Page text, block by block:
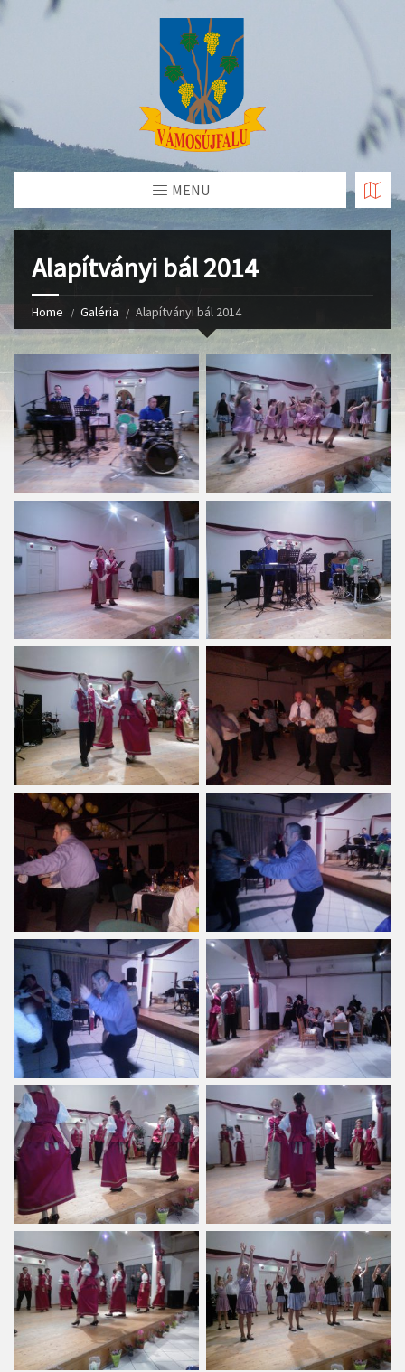
Skip
MENU
Alapítványi bál 2014
Home Galéria Alapítványi bál 2014